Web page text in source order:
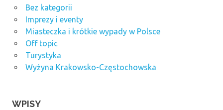
Bez kategorii
Imprezy i eventy
Miasteczka i krótkie wypady w Polsce
Off topic
Turystyka
Wyżyna Krakowsko-Częstochowska
WPISY